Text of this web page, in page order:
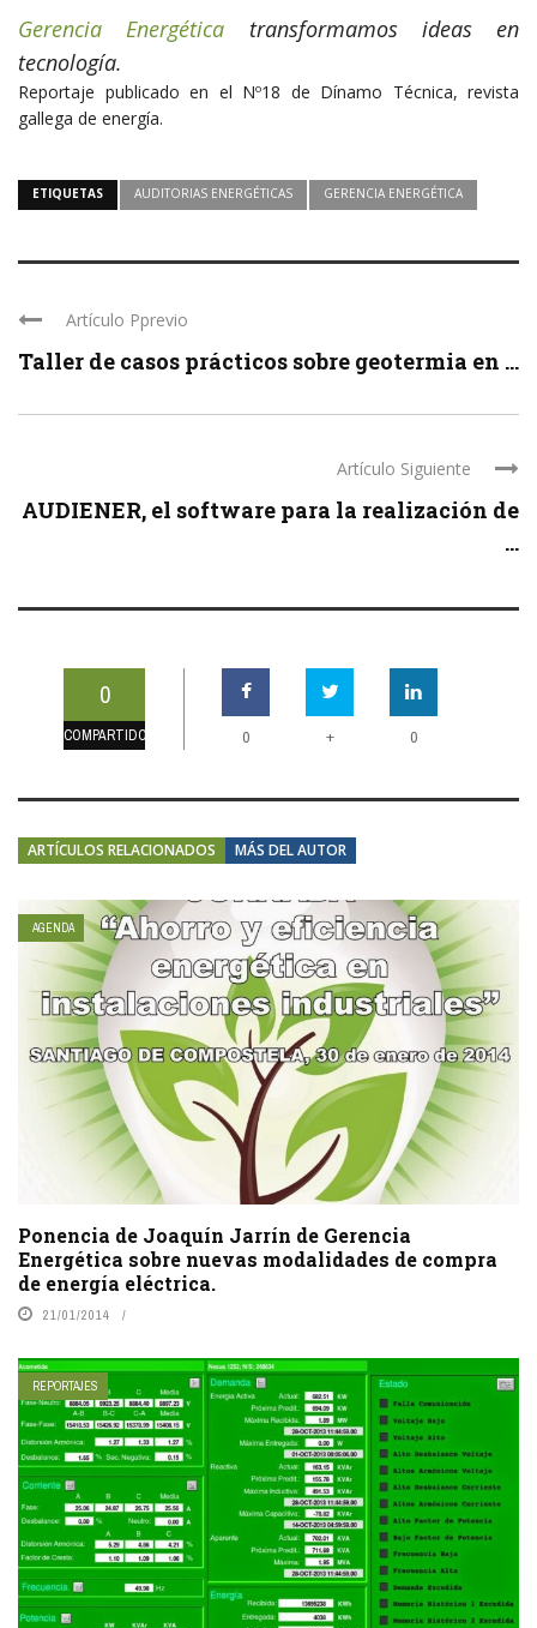
Gerencia Energética transformamos ideas en
tecnología.
Reportaje publicado en el Nº18 de Dínamo Técnica, revista
gallega de energía.
ETIQUETAS AUDITORIAS ENERGÉTICAS GERENCIA ENERGÉTICA
Artículo Pprevio
Taller de casos prácticos sobre geotermia en ...
Artículo Siguiente
AUDIENER, el software para la realización de
...
0
COMPARTIDOS 0 + 0
ARTÍCULOS RELACIONADOS MÁS DEL AUTOR
AGENDA
Ponencia de Joaquín Jarrín de Gerencia
Energética sobre nuevas modalidades de compra
de energía eléctrica.
21/01/2014
REPORTAJES